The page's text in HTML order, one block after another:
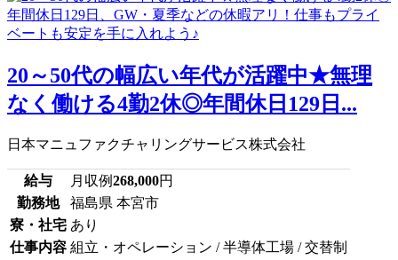
20～50代の幅広い年代が活躍中★無理
なく働ける4勤2休◎年間休日129日...
日本マニュファクチャリングサービス株式会社
給与 月収例268,000円
勤務地
福島県 本宮市
寮・社宅 あり
仕事内容 組立・オペレーション / 半導体工場 / 交替制